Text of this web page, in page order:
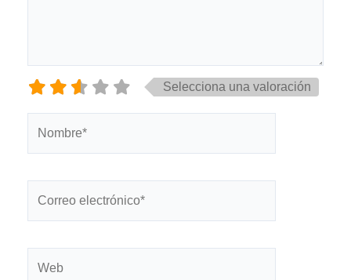
Selecciona una valoración
electrónico*